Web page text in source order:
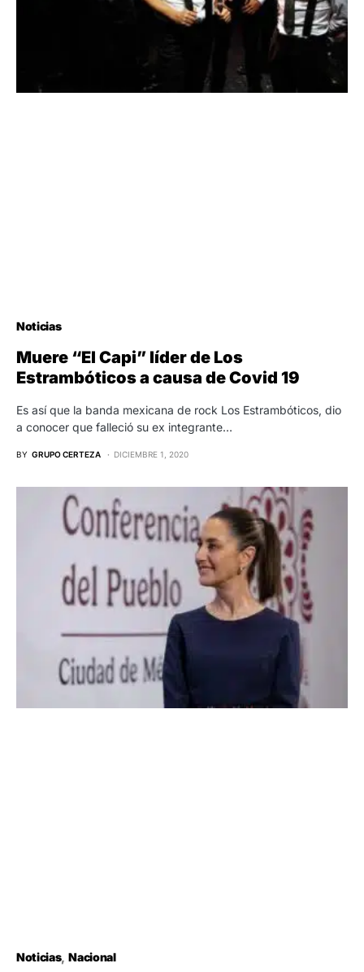
Noticias
Muere “El Capi” líder de Los
Estrambóticos a causa de Covid 19
Es así que la banda mexicana de rock Los Estrambóticos, dio
a conocer que falleció su ex integrante…
BY GRUPO CERTEZA DICIEMBRE 1, 2020
Noticias Nacional